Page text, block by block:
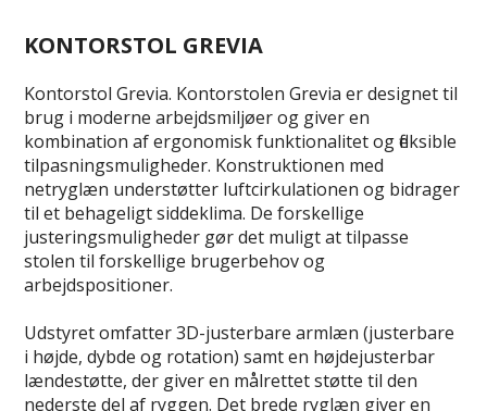
KONTORSTOL GREVIA
Kontorstol Grevia. Kontorstolen Grevia er designet til
brug i moderne arbejdsmiljøer og giver en
kombination af ergonomisk funktionalitet og fleksible
tilpasningsmuligheder. Konstruktionen med
netryglæn understøtter luftcirkulationen og bidrager
til et behageligt siddeklima. De forskellige
justeringsmuligheder gør det muligt at tilpasse
stolen til forskellige brugerbehov og
arbejdspositioner.
Udstyret omfatter 3D-justerbare armlæn (justerbare
i højde, dybde og rotation) samt en højdejusterbar
lændestøtte, der giver en målrettet støtte til den
nederste del af ryggen. Det brede ryglæn giver en